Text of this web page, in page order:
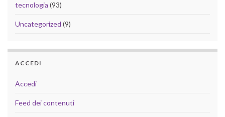
tecnologia (93)
Uncategorized (9)
ACCEDI
Accedi
Feed dei contenuti